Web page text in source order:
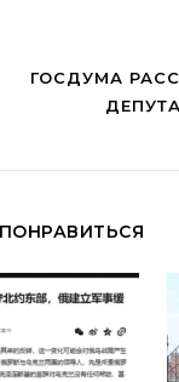
ГОСДУМА